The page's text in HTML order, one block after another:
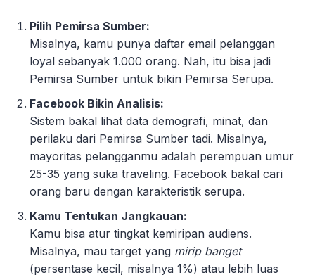
Pilih Pemirsa Sumber:
Misalnya, kamu punya daftar email pelanggan
loyal sebanyak 1.000 orang. Nah, itu bisa jadi
Pemirsa Sumber untuk bikin Pemirsa Serupa.
Facebook Bikin Analisis:
Sistem bakal lihat data demografi, minat, dan
perilaku dari Pemirsa Sumber tadi. Misalnya,
mayoritas pelangganmu adalah perempuan umur
25-35 yang suka traveling. Facebook bakal cari
orang baru dengan karakteristik serupa.
Kamu Tentukan Jangkauan:
Kamu bisa atur tingkat kemiripan audiens.
Misalnya, mau target yang mirip banget
(persentase kecil, misalnya 1%) atau lebih luas